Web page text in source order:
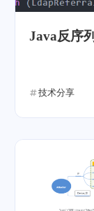
Java反序
技术分享